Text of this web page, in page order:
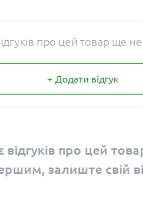
про цей товар ще
+ Додати відгук
відгуків про цей
залиште свій